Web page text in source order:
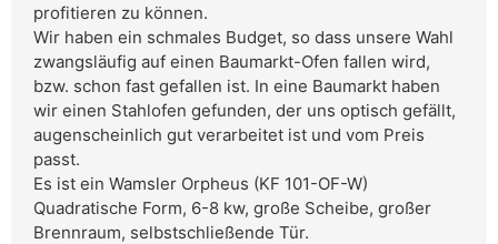
profitieren zu können.
Wir haben ein schmales Budget, so dass unsere Wahl
zwangsläufig auf einen Baumarkt-Ofen fallen wird,
bzw. schon fast gefallen ist. In eine Baumarkt haben
wir einen Stahlofen gefunden, der uns optisch gefällt,
augenscheinlich gut verarbeitet ist und vom Preis
passt.
Es ist ein Wamsler Orpheus (KF 101-OF-W)
Quadratische Form, 6-8 kw, große Scheibe, großer
Brennraum, selbstschließende Tür.